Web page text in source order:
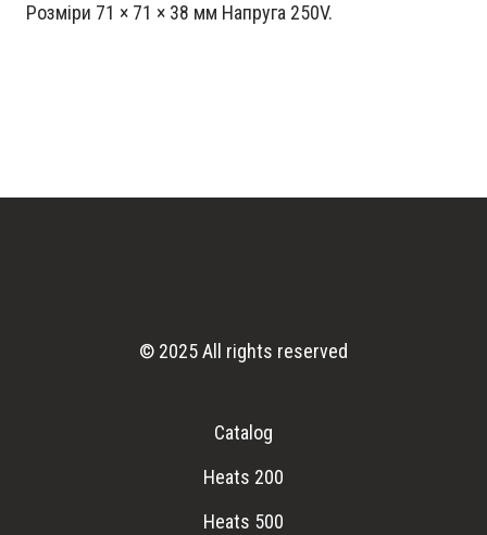
Розміри 71 × 71 × 38 мм Напруга 250V.
© 2025 All rights reserved
Catalog
Heats 200
Heats 500